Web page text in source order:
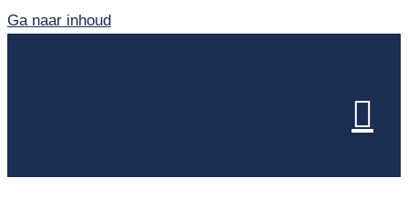
Ga naar inhoud